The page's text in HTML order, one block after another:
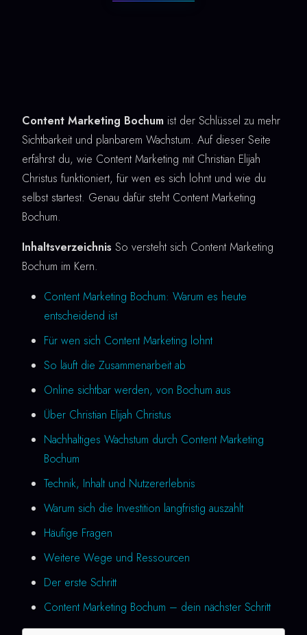
Content Marketing Bochum ist der Schlüssel zu mehr
Sichtbarkeit und planbarem Wachstum. Auf dieser Seite
erfährst du, wie Content Marketing mit Christian Elijah
Christus funktioniert, für wen es sich lohnt und wie du
selbst startest. Genau dafür steht Content Marketing
Bochum.
Inhaltsverzeichnis So versteht sich Content Marketing
Bochum im Kern.
Content Marketing Bochum: Warum es heute
entscheidend ist
Für wen sich Content Marketing lohnt
So läuft die Zusammenarbeit ab
Online sichtbar werden, von Bochum aus
Über Christian Elijah Christus
Nachhaltiges Wachstum durch Content Marketing
Bochum
Technik, Inhalt und Nutzererlebnis
Warum sich die Investition langfristig auszahlt
Häufige Fragen
Weitere Wege und Ressourcen
Der erste Schritt
Content Marketing Bochum – dein nächster Schritt